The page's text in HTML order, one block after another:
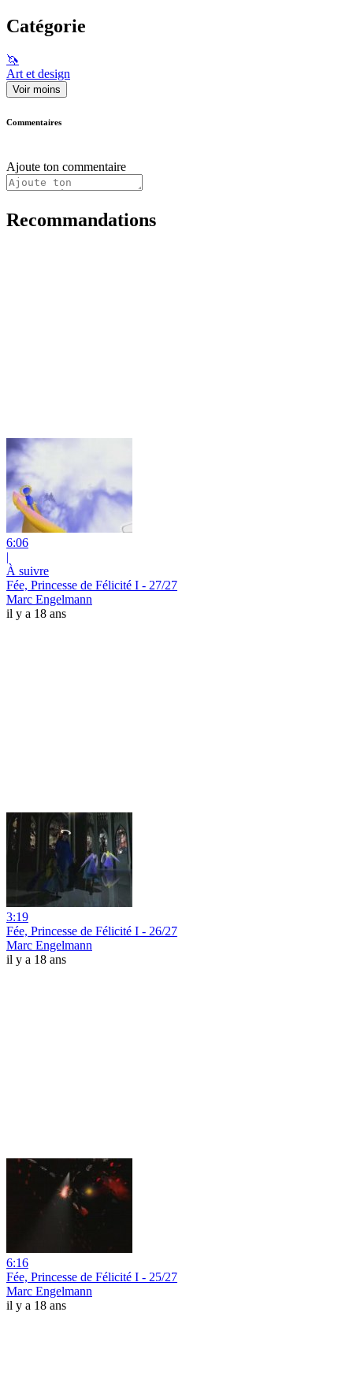
Catégorie
🦄
Art et design
Voir moins
Commentaires
Ajoute ton commentaire
Recommandations
6:06
|
À suivre
Fée, Princesse de Félicité I - 27/27
Marc Engelmann
il y a 18 ans
3:19
Fée, Princesse de Félicité I - 26/27
Marc Engelmann
il y a 18 ans
6:16
Fée, Princesse de Félicité I - 25/27
Marc Engelmann
il y a 18 ans